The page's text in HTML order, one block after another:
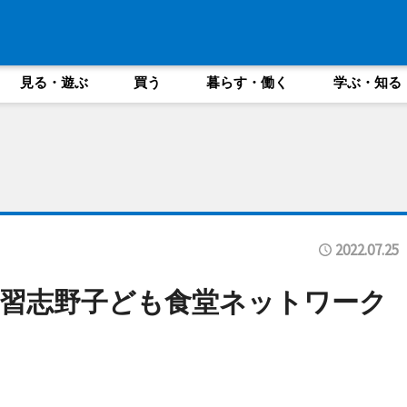
見る・遊ぶ 買う 暮らす・働く 学ぶ・知る
2022.07.25
志野子ども食堂ネットワーク